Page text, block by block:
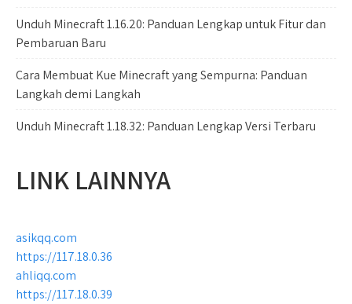
Unduh Minecraft 1.16.20: Panduan Lengkap untuk Fitur dan
Pembaruan Baru
Cara Membuat Kue Minecraft yang Sempurna: Panduan
Langkah demi Langkah
Unduh Minecraft 1.18.32: Panduan Lengkap Versi Terbaru
LINK LAINNYA
asikqq.com
https://117.18.0.36
ahliqq.com
https://117.18.0.39